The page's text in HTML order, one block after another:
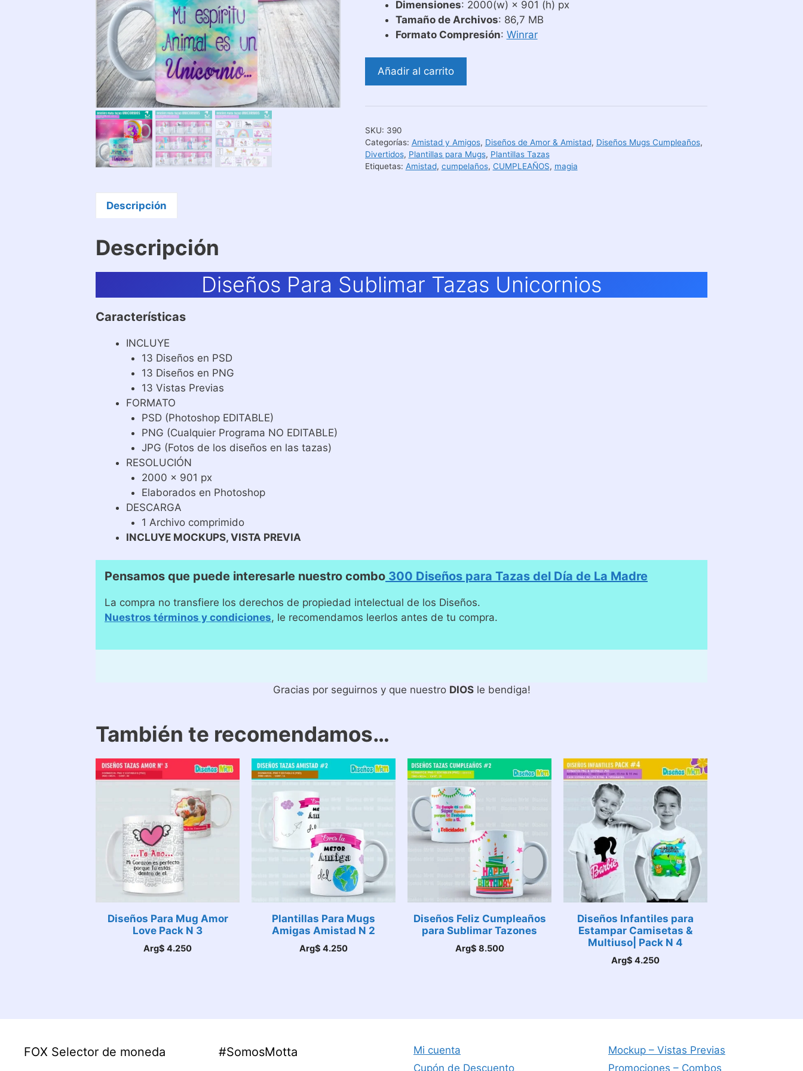
Dimensiones: 2000(w) × 901 (h) px
Tamaño de Archivos: 86,7 MB
Formato Compresión: Winrar
Diseños
Tazas
cantidad
Añadir al carrito
SKU: 390
Categorías: Amistad y Amigos, Diseños de Amor & Amistad, Diseños Mugs Cumpleaños,
Divertidos, Plantillas para Mugs, Plantillas Tazas
Etiquetas: Amistad, cumpelaños, CUMPLEAÑOS, magia
Descripción
Descripción
Diseños Para Sublimar Tazas Unicornios
Características
INCLUYE
13 Diseños en PSD
13 Diseños en PNG
13 Vistas Previas
FORMATO
PSD (Photoshop EDITABLE)
PNG (Cualquier Programa NO EDITABLE)
JPG (Fotos de los diseños en las tazas)
RESOLUCIÓN
2000 x 901 px
Elaborados en Photoshop
DESCARGA
1 Archivo comprimido
INCLUYE MOCKUPS, VISTA PREVIA
Pensamos que puede interesarle nuestro combo 300 Diseños para Tazas del Día de La Madre
La compra no transfiere los derechos de propiedad intelectual de los Diseños.
Nuestros términos y condiciones, le recomendamos leerlos antes de tu compra.
Gracias por seguirnos y que nuestro DIOSle bendiga!
También te recomendamos…
Diseños Para Mug Amor
Love Pack N 3
Arg$ 4.250
Plantillas Para Mugs
Amigas Amistad N 2
Arg$ 4.250
Diseños Feliz Cumpleaños
para Sublimar Tazones
Arg$ 8.500
Diseños Infantiles para
Estampar Camisetas &
Multiuso| Pack N 4
Arg$ 4.250
FOX Selector de moneda #SomosMotta
Mi cuenta
Cupón de Descuento
Mockup – Vistas Previas
Promociones – Combos